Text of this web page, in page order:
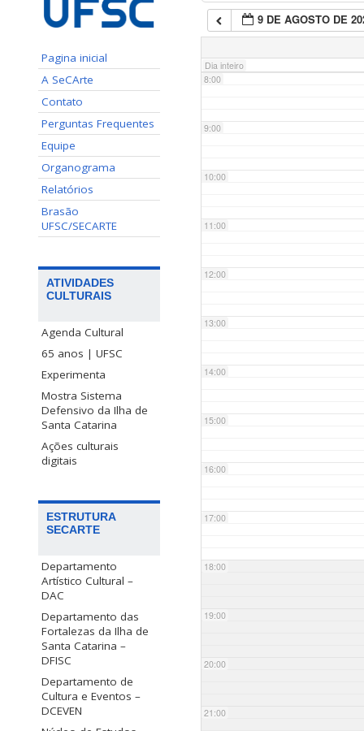
Pagina inicial
A SeCArte
Contato
Perguntas Frequentes
Equipe
Organograma
Relatórios
Brasão
UFSC/SECARTE
ATIVIDADES
CULTURAIS
Agenda Cultural
65 anos | UFSC
Experimenta
Mostra Sistema
Defensivo da Ilha de
Santa Catarina
Ações culturais
digitais
ESTRUTURA
SECARTE
Departamento
Artístico Cultural –
DAC
Departamento das
Fortalezas da Ilha de
Santa Catarina –
DFISC
Departamento de
Cultura e Eventos –
DCEVEN
9 DE AGOSTO DE
Dia inteiro
7:00
8:00
9:00
10:00
11:00
12:00
13:00
14:00
15:00
16:00
17:00
18:00
19:00
20:00
21:00